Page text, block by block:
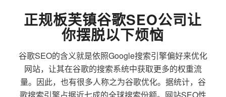
正规板芙镇谷歌SEO公司让
你摆脱以下烦恼
谷歌SEO的含义就是依照Google搜索引擎偏好来优化
网站，让其在谷歌的搜索系统中获取更多的权重流
量。因此，也有很多人称之为谷歌优化。据统计，谷
歌搜索引擎占据近七成的全球搜索份额。网站SEO性